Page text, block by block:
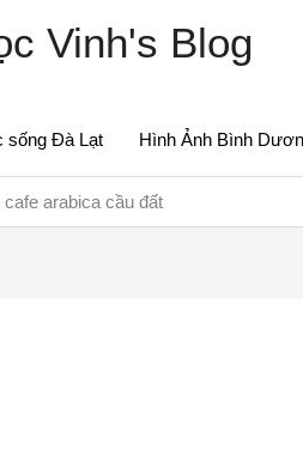
Vinh's Blog
sống Đà Lạt Hình Ảnh Bình
cafe arabica cầu đất